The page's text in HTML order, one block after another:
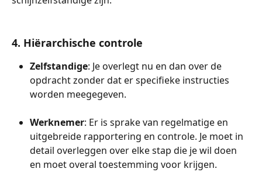
4. Hiërarchische controle
Zelfstandige: Je overlegt nu en dan over de
opdracht zonder dat er specifieke instructies
worden meegegeven.
Werknemer: Er is sprake van regelmatige en
uitgebreide rapportering en controle. Je moet in
detail overleggen over elke stap die je wil doen
en moet overal toestemming voor krijgen.